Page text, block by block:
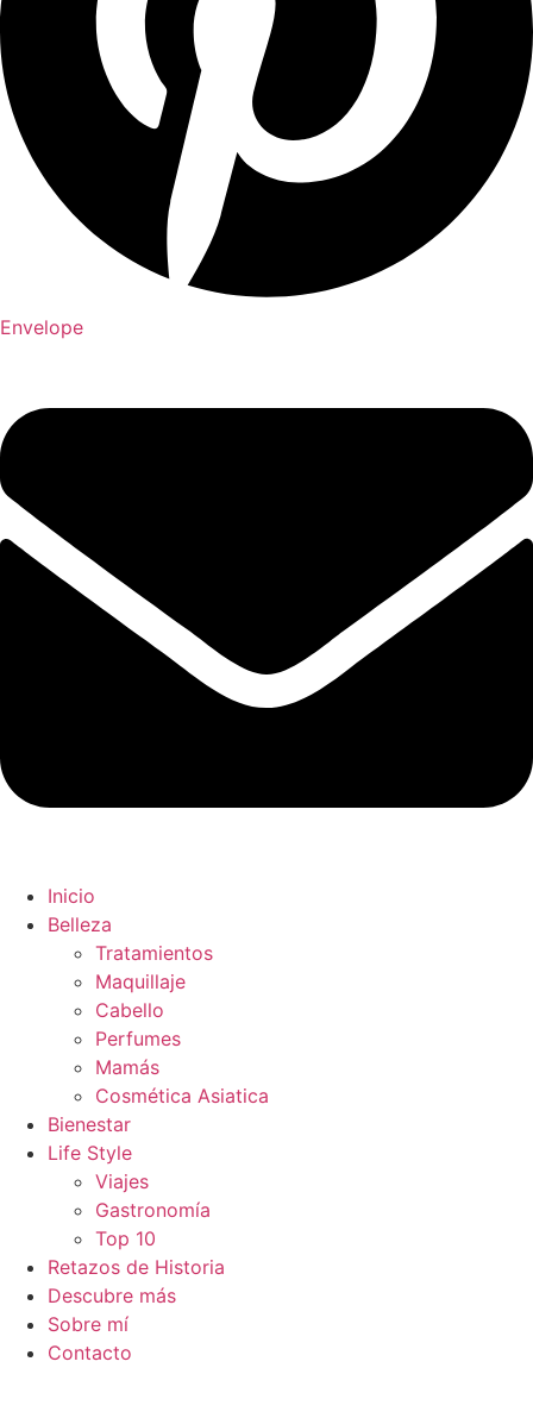
Envelope
Inicio
Belleza
Tratamientos
Maquillaje
Cabello
Perfumes
Mamás
Cosmética Asiatica
Bienestar
Life Style
Viajes
Gastronomía
Top 10
Retazos de Historia
Descubre más
Sobre mí
Contacto